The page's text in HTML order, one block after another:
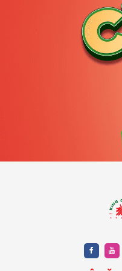
gian làm việc
môi trường làm
Kết cấu tòa
khác nhau, từ
theo nhu cầu,
Chất lượng
gió tốt tạo môi
việc, giúp doanh
khách hàng và đối